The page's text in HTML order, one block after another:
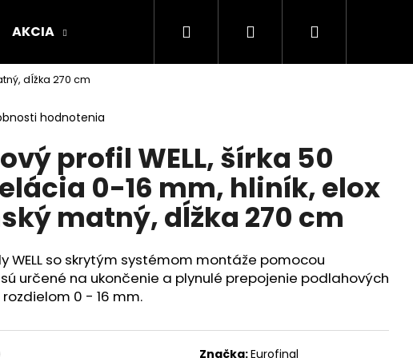
AKCIA Objednajte si vzorku Produkt na
Hľadať PrihlásenieNákupný
dĺžka 270 cm
hodnotenia
profil WELL, šírka 50
0-16 mm, hliník, elox
matný, dĺžka 270 cm
WELL so skrytým systémom montáže pomocou
určené na ukončenie a plynulé prepojenie podlahových
0 - 16 mm.
Značka:Eurofinal